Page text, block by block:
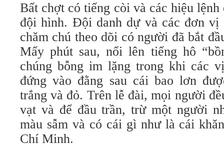
Bất chợt có tiếng còi và các hiệu lệnh
đội hình. Đội danh dự và các đơn vị
chăm chú theo dõi có người đã bắt
Mấy phút sau, nổi lên tiếng hô
chúng bỗng im lặng trong khi các
đứng vào đằng sau cái bao lơn
trắng và đỏ. Trên lễ đài, mọi người
vạt và để đầu trần, trừ một người
màu sẫm và có cái gì như là cái
Chí Minh.